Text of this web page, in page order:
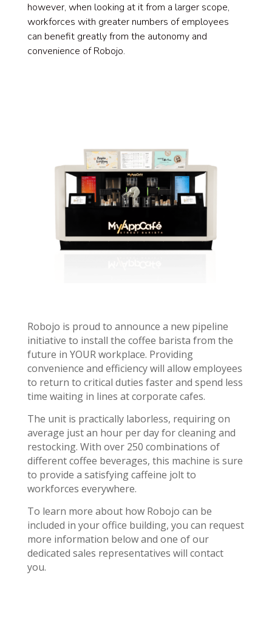
however, when looking at it from a larger scope,
workforces with greater numbers of employees
can benefit greatly from the autonomy and
convenience of Robojo.
Robojo is proud to announce a new pipeline
initiative to install the coffee barista from the
future in YOUR workplace. Providing
convenience and efficiency will allow employees
to return to critical duties faster and spend less
time waiting in lines at corporate cafes.
The unit is practically laborless, requiring on
average just an hour per day for cleaning and
restocking. With over 250 combinations of
different coffee beverages, this machine is sure
to provide a satisfying caffeine jolt to
workforces everywhere.
To learn more about how Robojo can be
included in your office building, you can request
more information below and one of our
dedicated sales representatives will contact
you.